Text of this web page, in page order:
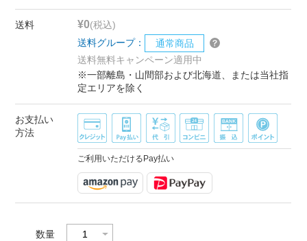
送料 ¥0(税込)
送料グループ：
通常商品
送料無料キャンペーン適用中
※一部離島・山間部および北海道、または当社指
定エリアを除く
お支払い
方法
ご利用いただけるPay払い
数量